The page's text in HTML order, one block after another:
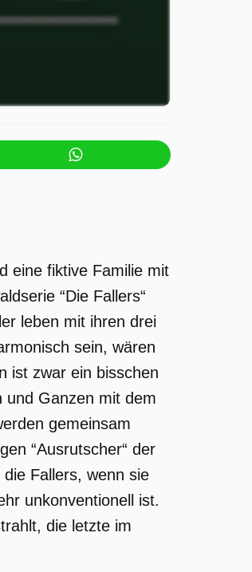
eine fiktive Familie mit
“Die Fallers“
leben mit ihren drei
sein, wären
ist zwar ein bisschen
und Ganzen mit dem
gemeinsam
“Ausrutscher“ der
Fallers, wenn sie
unkonventionell ist.
die letzte im